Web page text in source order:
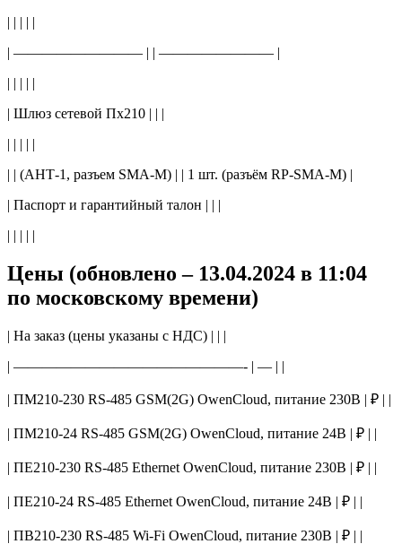
| | | | |
| ————————— | | ———————— |
| | | | |
| Шлюз сетевой Пх210 | | |
| | | | |
| | (АНТ-1, разъем SMA-М) | | 1 шт. (разъём RP-SMA-M) |
| Паспорт и гарантийный талон | | |
| | | | |
Цены (обновлено – 13.04.2024 в 11:04
по московскому времени)
| На заказ (цены указаны с НДС) | | |
| ————————————————- | — | |
| ПМ210-230 RS-485 GSM(2G) OwenCloud, питание 230В | ₽ | |
| ПМ210-24 RS-485 GSM(2G) OwenCloud, питание 24В | ₽ | |
| ПЕ210-230 RS-485 Ethernet OwenCloud, питание 230В | ₽ | |
| ПЕ210-24 RS-485 Ethernet OwenCloud, питание 24В | ₽ | |
| ПВ210-230 RS-485 Wi-Fi OwenCloud, питание 230В | ₽ | |